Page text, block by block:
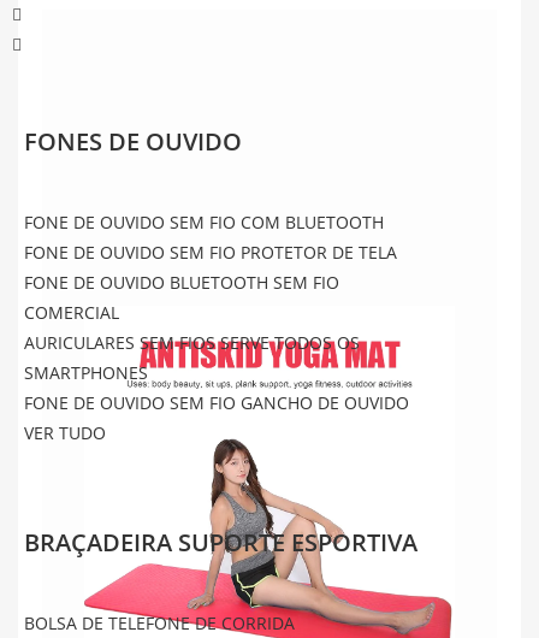
FONES DE OUVIDO
FONE DE OUVIDO SEM FIO COM BLUETOOTH
FONE DE OUVIDO SEM FIO PROTETOR DE TELA
FONE DE OUVIDO BLUETOOTH SEM FIO
COMERCIAL
AURICULARES SEM FIOS SERVE TODOS OS
SMARTPHONES
FONE DE OUVIDO SEM FIO GANCHO DE OUVIDO
VER TUDO
BRAÇADEIRA SUPORTE ESPORTIVA
BOLSA DE TELEFONE DE CORRIDA